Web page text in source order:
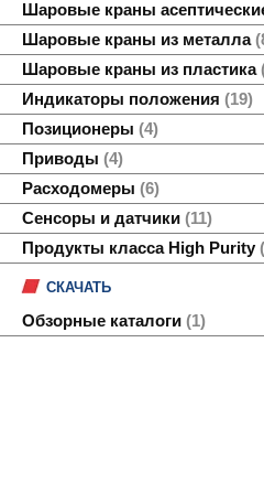
Шаровые краны
Шаровые краны из металла
Шаровые краны из пластика
Индикаторы положения
19
Позиционеры
4
Приводы
4
Расходомеры
6
Сенсоры и датчики
11
Продукты класса High Purity
СКАЧАТЬ
Обзорные каталоги 1